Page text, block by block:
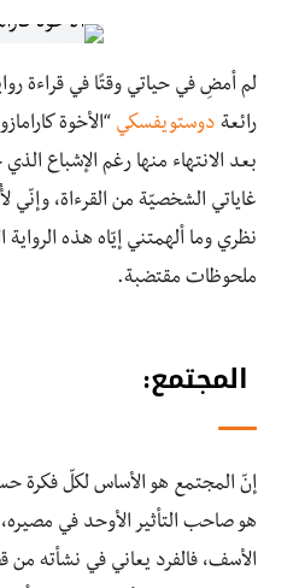
لم أمضِ في حياتي وقتًا في قراءة
رائعة دوستويفسكي “الأخوة
بعد الانتهاء منها رغم الإشباع
غاياتي الشخصيّة من القرءاة، وإنّي
نظري وما ألهمتني إيّاه هذه الرواية
ملحوظات مقتضبة.
المجتمع:
إنّ المجتمع هو الأساس لكلّ فكرة
هو صاحب التأثير الأوحد في
الأسف، فالفرد يعاني في نشأته من